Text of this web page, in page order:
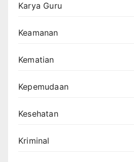
Karya Guru
Keamanan
Kematian
Kepemudaan
Kesehatan
Kriminal